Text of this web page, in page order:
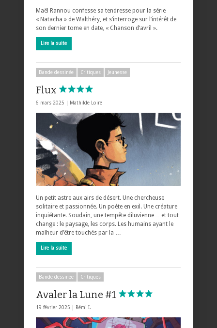
Maël Rannou confesse sa tendresse pour la série
« Natacha » de Walthéry, et s’interroge sur l’intérêt de
son dernier tome en date, « Chanson d’avril ».
Lire la suite
Bande dessinée Critiques Jeunesse
Flux
6 mars 2025 | Mathilde Loire
Un petit astre aux airs de désert. Une chercheuse
solitaire et passionnée. Un poète en exil. Une créature
inquiétante. Soudain, une tempête diluvienne… et tout
change : le paysage, les corps. Les humains ayant le
malheur d’être touchés par la …
Lire la suite
Bande dessinée Critiques
Avaler la Lune #1
19 février 2025 | Rémi I.